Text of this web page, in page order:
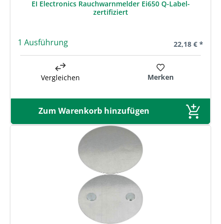
EI Electronics Rauchwarnmelder Ei650 Q-Label-
zertifiziert
1 Ausführung Regulärer
22,18 € *
Vergleichen Merken
Zum Warenkorb hinzufügen